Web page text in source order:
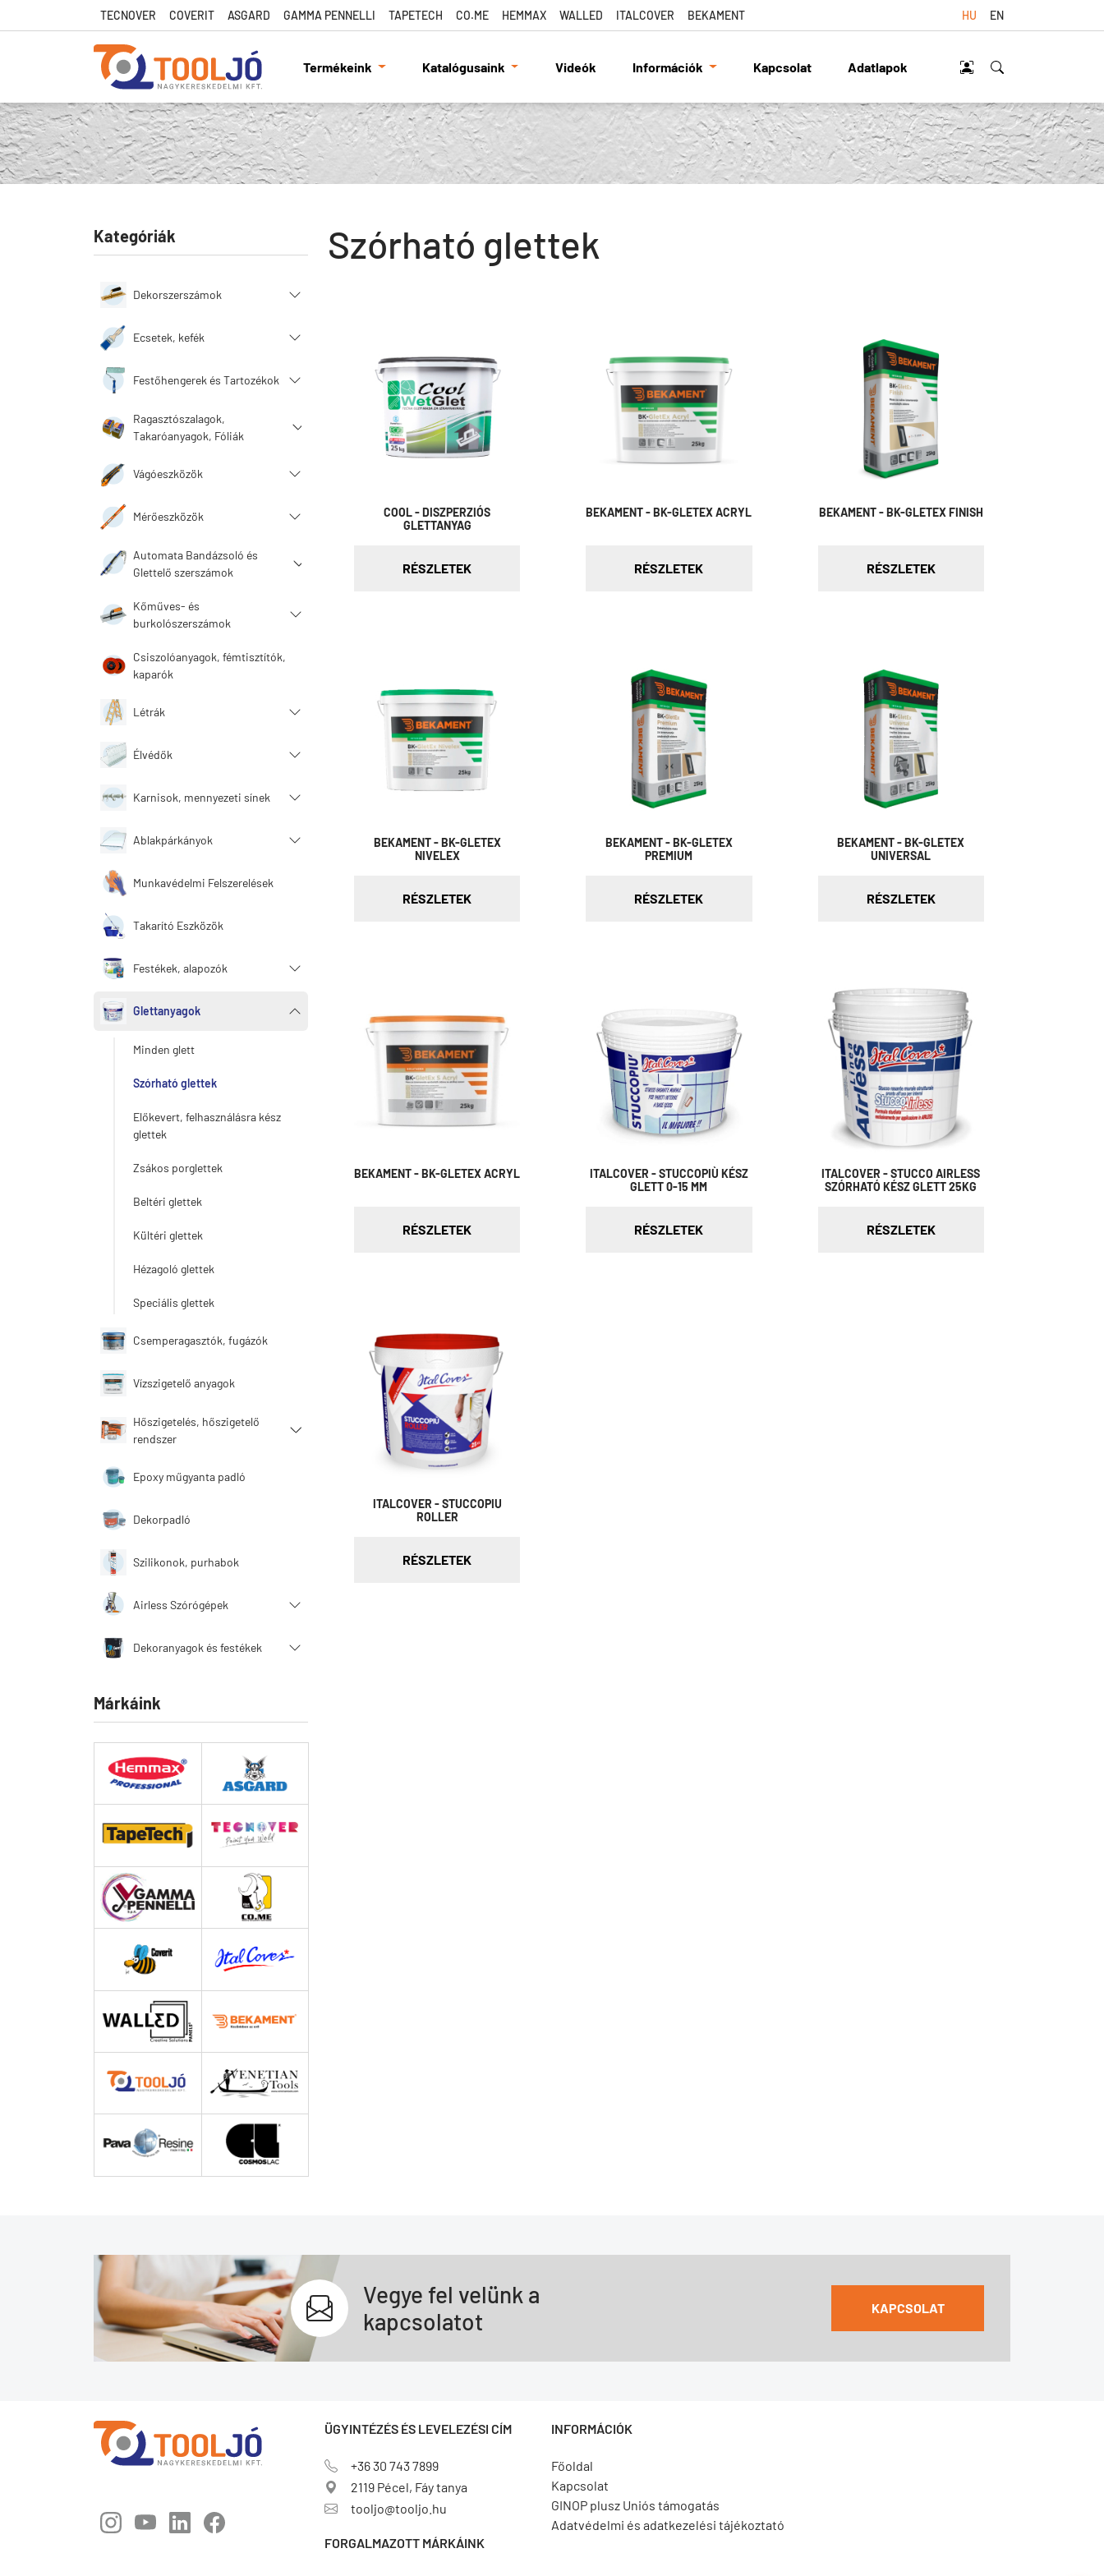
TECNOVER COVERIT ASGARD GAMMA PENNELLI TAPETECH CO.ME HEMMAX WALLED ITALCOVER BEKAMENT HU EN
Tool Jó
Termékeink Katalógusaink Videók Információk Kapcsolat Adatlapok
Kategóriák
Dekorszerszámok
Ecsetek, kefék
Festőhengerek és Tartozékok
Ragasztószalagok,
Takaróanyagok, Fóliák
Vágóeszközök
Mérőeszközök
Automata Bandázsoló és
Glettelő szerszámok
Kőműves- és
burkolószerszámok
Csiszolóanyagok, fémtisztítók,
kaparók
Létrák
Élvédők
Karnisok, mennyezeti sínek
Ablakpárkányok
Munkavédelmi Felszerelések
Takarító Eszközök
Festékek, alapozók
Glettanyagok
Minden glett
Szórható glettek
Előkevert, felhasználásra kész
glettek
Zsákos porglettek
Beltéri glettek
Kültéri glettek
Hézagoló glettek
Speciális glettek
Csemperagasztók, fugázók
Vízszigetelő anyagok
Hőszigetelés, hőszigetelő
rendszer
Epoxy műgyanta padló
Dekorpadló
Szilikonok, purhabok
Airless Szórógépek
Dekoranyagok és festékek
Márkáink
Szórható glettek
COOL - DISZPERZIÓS
GLETTANYAG
RÉSZLETEK
BEKAMENT - BK-GLETEX ACRYL
RÉSZLETEK
BEKAMENT - BK-GLETEX FINISH
RÉSZLETEK
BEKAMENT - BK-GLETEX
NIVELEX
RÉSZLETEK
BEKAMENT - BK-GLETEX
PREMIUM
RÉSZLETEK
BEKAMENT - BK-GLETEX
UNIVERSAL
RÉSZLETEK
BEKAMENT - BK-GLETEX ACRYL
RÉSZLETEK
ITALCOVER - STUCCOPIÙ KÉSZ
GLETT 0-15 MM
RÉSZLETEK
ITALCOVER - STUCCO AIRLESS
SZÓRHATÓ KÉSZ GLETT 25KG
RÉSZLETEK
ITALCOVER - STUCCOPIU
ROLLER
RÉSZLETEK
Vegye fel velünk a
kapcsolatot
KAPCSOLAT
ÜGYINTÉZÉS ÉS LEVELEZÉSI CÍM
+36 30 743 7899
2119 Pécel, Fáy tanya
tooljo@tooljo.hu
INFORMÁCIÓK
Főoldal
Kapcsolat
GINOP plusz Uniós támogatás
Adatvédelmi és adatkezelési tájékoztató
FORGALMAZOTT MÁRKÁINK